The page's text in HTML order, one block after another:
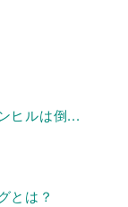
ヒルは倒...
とは？